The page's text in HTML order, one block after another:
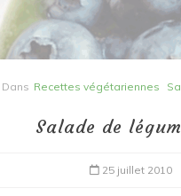
Dans Recettes végétariennes
Salade de
25 juillet 2010